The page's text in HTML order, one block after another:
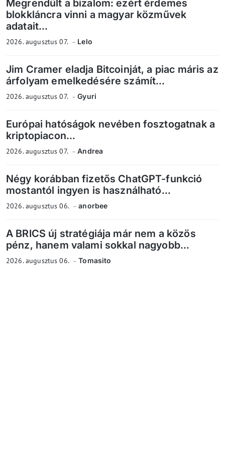
Megrendült a bizalom: ezért érdemes
blokkláncra vinni a magyar közművek
adatait...
2026. augusztus 07. Lelo
Jim Cramer eladja Bitcoinját, a piac máris az
árfolyam emelkedésére számít...
2026. augusztus 07. Gyuri
Európai hatóságok nevében fosztogatnak a
kriptopiacon...
2026. augusztus 07. Andrea
Négy korábban fizetős ChatGPT-funkció
mostantól ingyen is használható...
2026. augusztus 06. anorbee
A BRICS új stratégiája már nem a közös
pénz, hanem valami sokkal nagyobb...
2026. augusztus 06. Tomasito